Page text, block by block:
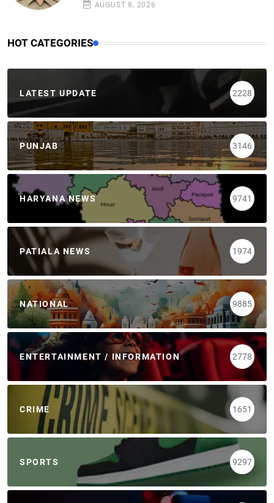
AUGUST 8, 2026
HOT CATEGORIES
LATEST UPDATE 2228
PUNJAB 3146
HARYANA NEWS 9741
PATIALA NEWS 1974
NATIONAL 9885
ENTERTAINMENT / INFORMATION 2778
CRIME 1651
SPORTS 9297